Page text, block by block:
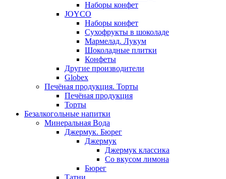
Наборы конфет
JOYCO
Наборы конфет
Сухофрукты в шоколаде
Мармелад. Лукум
Шоколадные плитки
Конфеты
Другие производители
Globex
Печёная продукция. Торты
Печёная продукция
Торты
Безалкогольные напитки
Минеральная Вода
Джермук. Бюрег
Джермук
Джермук классика
Со вкусом лимона
Бюрег
Татни